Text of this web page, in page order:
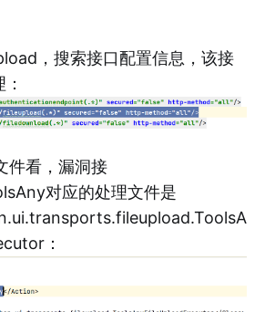
，搜索接口配置信息，该接
件看，漏洞接
对应的处理文件是
：